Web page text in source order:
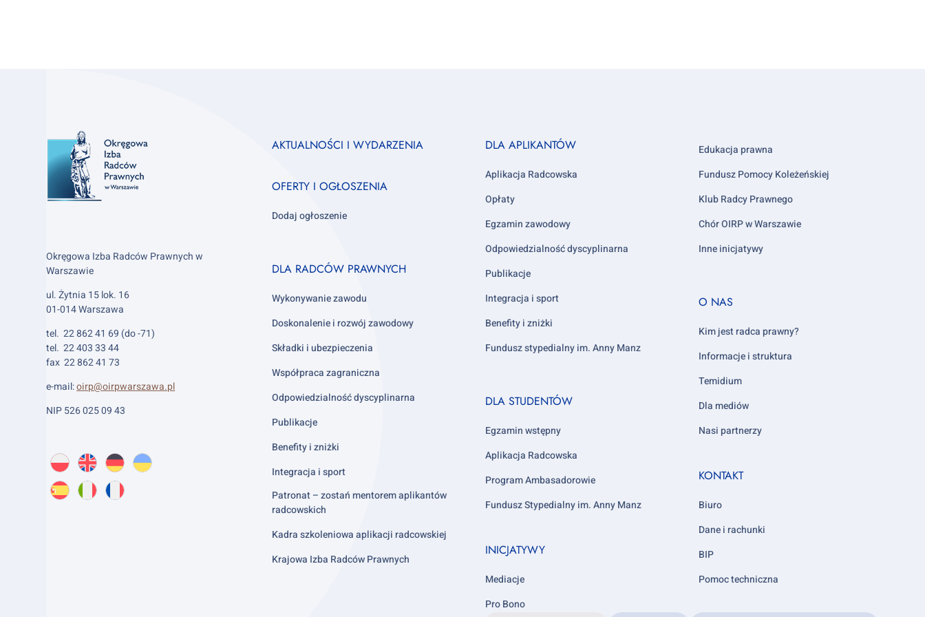
Okręgowa Izba Radców Prawnych w
Warszawie
ul. Żytnia 15 lok. 16
01-014 Warszawa
tel. 22 862 41 69 (do -71)
tel. 22 403 33 44
fax 22 862 41 73
e-mail:oirp@oirpwarszawa.pl
NIP 526 025 09 43
Wybierz
język:
PL
O
nas
EN
About
us
DE
About
us
UK
About
ES
AboutIT
AboutFR
About
Footer
AKTUALNOŚCI I WYDARZENIA
OFERTY I OGŁOSZENIA
Dodaj ogłoszenie
Footer
2
DLA RADCÓW PRAWNYCH
Wykonywanie zawodu
Doskonalenie i rozwój zawodowy
Składki i ubezpieczenia
Współpraca zagraniczna
Odpowiedzialność dyscyplinarna
Publikacje
Benefity i zniżki
Integracja i sport
Patronat – zostań mentorem aplikantów
radcowskich
Kadra szkoleniowa aplikacji radcowskiej
Krajowa Izba Radców Prawnych
Footer
3
DLA APLIKANTÓW
Aplikacja Radcowska
Opłaty
Egzamin zawodowy
Odpowiedzialność dyscyplinarna
Publikacje
Integracja i sport
Benefity i zniżki
Fundusz stypedialny im. Anny Manz
Footer
4
DLA STUDENTÓW
Egzamin wstępny
Aplikacja Radcowska
Program Ambasadorowie
Fundusz Stypedialny im. Anny Manz
INICJATYWY
Mediacje
Pro Bono
Edukacja prawna
Fundusz Pomocy Koleżeńskiej
Klub Radcy Prawnego
Chór OIRP w Warszawie
Inne inicjatywy
Footer
5
O NAS
Kim jest radca prawny?
Informacje i struktura
Temidium
Dla mediów
Nasi partnerzy
KONTAKT
Biuro
Dane i rachunki
BIP
Pomoc techniczna